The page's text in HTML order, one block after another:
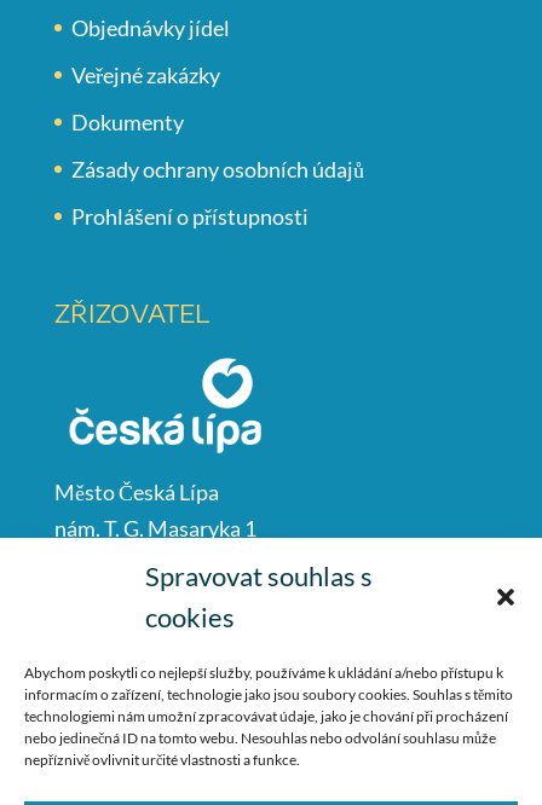
Spravovat souhlas s
cookies
Abychom poskytli co nejlepší služby, používáme k ukládání a/nebo přístupu k
informacím o zařízení, technologie jako jsou soubory cookies. Souhlas s těmito
technologiemi nám umožní zpracovávat údaje, jako je chování při procházení
nebo jedinečná ID na tomto webu. Nesouhlas nebo odvolání souhlasu může
nepříznivě ovlivnit určité vlastnosti a funkce.
Objednávky jídel
Veřejné zakázky
Dokumenty
Zásady ochrany osobních údajů
Prohlášení o přístupnosti
ZŘIZOVATEL
Město Česká Lípa
nám. T. G. Masaryka 1
Česká Lípa
487 881 111
podatelna@mucl.cz